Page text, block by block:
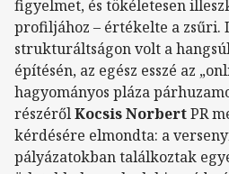
figyelmet, és tökéletesen
profiljához – értékelte a zsűri.
strukturáltságon volt a
építésén, az egész esszé az
hagyományos pláza
részérőlKocsis NorbertPR
kérdésére elmondta: a
pályázatokban találkoztak